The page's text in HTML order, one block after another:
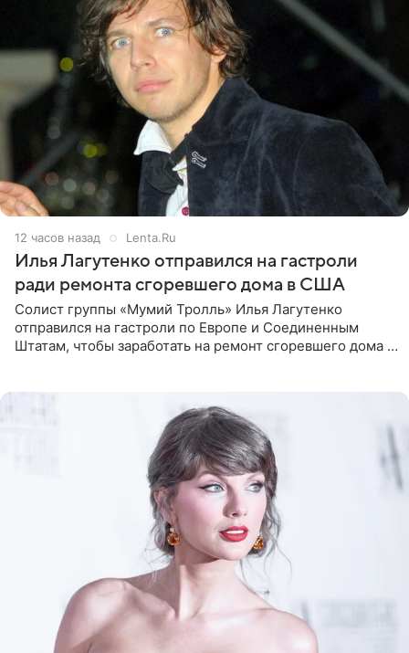
12 часов назад Lenta.Ru
Илья Лагутенко отправился на гастроли
ради ремонта сгоревшего дома в США
Солист группы «Мумий Тролль» Илья Лагутенко
отправился на гастроли по Европе и Соединенным
Штатам, чтобы заработать на ремонт сгоревшего дома в